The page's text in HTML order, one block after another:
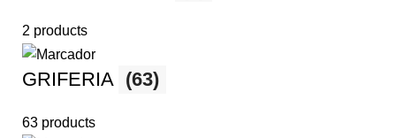
2 products
GRIFERIA (63)
63 products